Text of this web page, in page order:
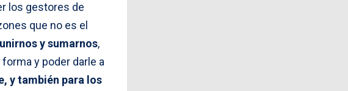
los gestores de
que no es el
y sumarnos,
y poder darle a
y también para los